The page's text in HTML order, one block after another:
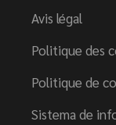
Avis légal
Politique des
Politique de
Sistema de